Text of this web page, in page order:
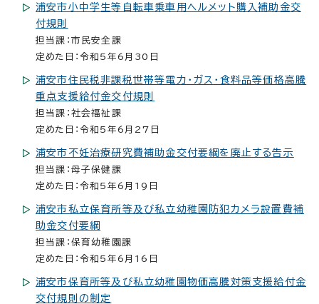
浦安市小中学生等自転車乗車用ヘルメット購入補助金交
付規則
担当課：市民安全課
定めた日：令和5年6月30日
浦安市住民税非課税世帯等電力・ガス・食料品等価格高騰
重点支援給付金交付規則
担当課：社会福祉課
定めた日：令和5年6月27日
浦安市不妊治療研究費補助金交付要綱を廃止する告示
担当課：母子保健課
定めた日：令和5年6月19日
浦安市私立保育所等及び私立幼稚園防犯カメラ設置費補
助金交付要綱
担当課：保育幼稚園課
定めた日：令和5年6月16日
浦安市保育所等及び私立幼稚園物価高騰対策支援給付金
交付規則の制定